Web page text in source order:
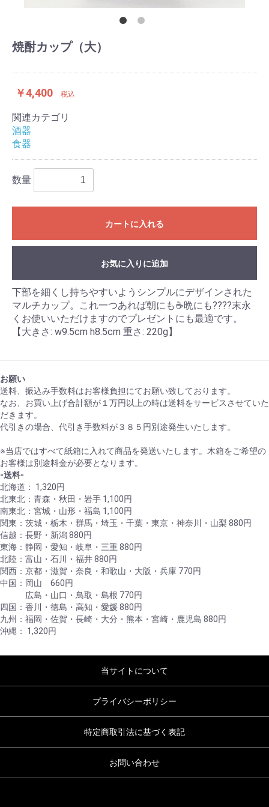
焼酎カップ（大）
￥4,400 税込
関連カテゴリ
酒器
食器
数量
カートに入れる
お気に入りに追加
下部を細くし持ちやすいようシンプルにデザインされた
マルチカップ。これ一つあれば朝にも☕晩にも????末永
くお使いいただけますのでプレゼントにも最適です。
【大きさ: w9.5cm h8.5cm 重さ: 220g】
お願い
送料、振込み手数料はお客様負担にてお願い致しております。
なお、お買い上げ合計額が１万円以上の時は送料をサービスさせていた
だきます。
代引きの場合、代引き手数料が３８５円別途発生いたします。
※当店ではすべて紙箱に入れて商品を発送いたします。木箱をご希望の
お客様は別途料金が必要となります。
-送料-
北海道： 1,320円
北東北：青森・秋田・岩手 1,100円
南東北：宮城・山形・福島 1,100円
関東：茨城・栃木・群馬・埼玉・千葉・東京・神奈川・山梨 880円
信越：長野・新潟 880円
東海：静岡・愛知・岐阜・三重 880円
北陸：富山・石川・福井 880円
関西：京都・滋賀・奈良・和歌山・大阪・兵庫 770円
中国：岡山 660円
広島・山口・鳥取・島根 770円
四国：香川・徳島・高知・愛媛 880円
九州：福岡・佐賀・長崎・大分・熊本・宮崎・鹿児島 880円
沖縄： 1,320円
当サイトについて
プライバシーポリシー
特定商取引法に基づく表記
お問い合わせ